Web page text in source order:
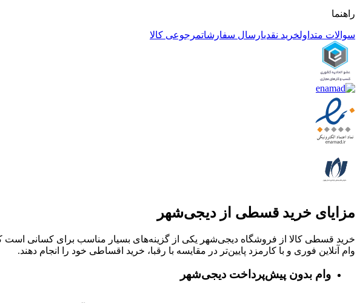
راهنما
سوالات متداولخرید نقدیارسال سفارشاتمرجوعی کالا
مزایای خرید قسطی از دیجی‌شهر
خرید قسطی کالا از فروشگاه دیجی‌شهر یکی از گزینه‌های بسیار مناسب برای کسانی است
وام آنلاین فوری و با کارمزد پایین‌تر در مقایسه با رقبا، خرید اقساطی خود را انجام دهند.
وام بدون پیش‌پرداخت‌ دیجی‌شهر